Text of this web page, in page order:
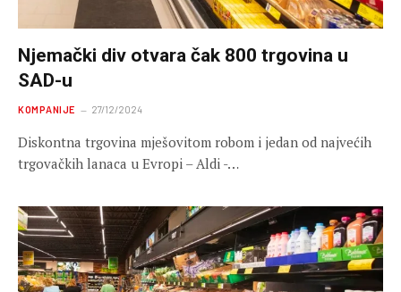
Njemački div otvara čak 800 trgovina u
SAD-u
KOMPANIJE 27/12/2024
Diskontna trgovina mješovitom robom i jedan od najvećih
trgovačkih lanaca u Evropi – Aldi -…